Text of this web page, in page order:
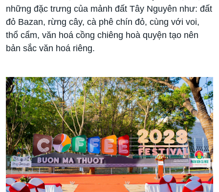
những đặc trưng của mảnh đất Tây Nguyên như: đất
đỏ Bazan, rừng cây, cà phê chín đỏ, cùng với voi,
thổ cẩm, văn hoá cồng chiêng hoà quyện tạo nên
bản sắc văn hoá riêng.